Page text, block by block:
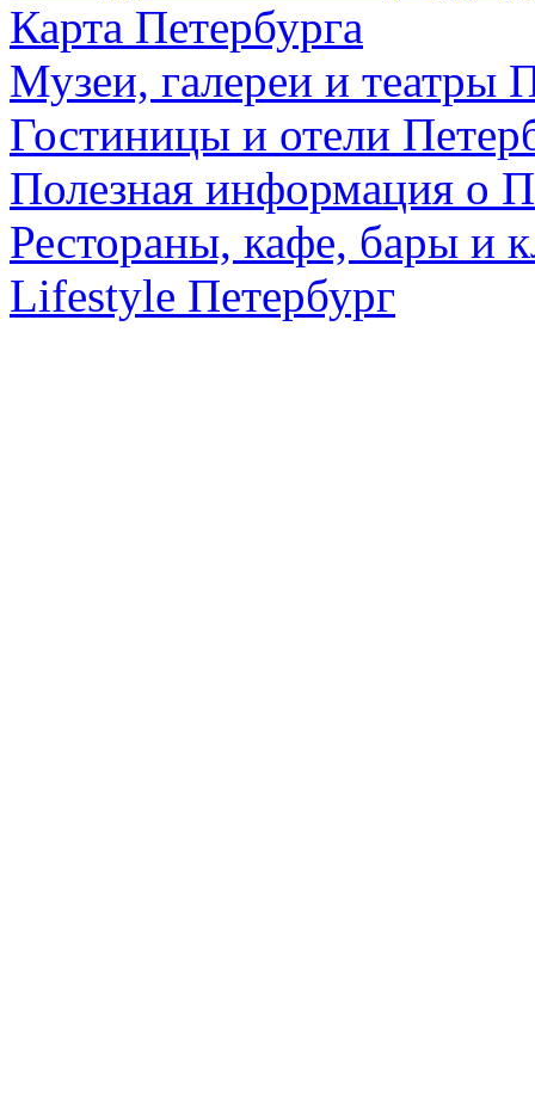
Карта Петербурга
Музеи, галереи и театры
Гостиницы и отели
Полезная информация о
Рестораны, кафе, бары и
Lifestyle Петербург